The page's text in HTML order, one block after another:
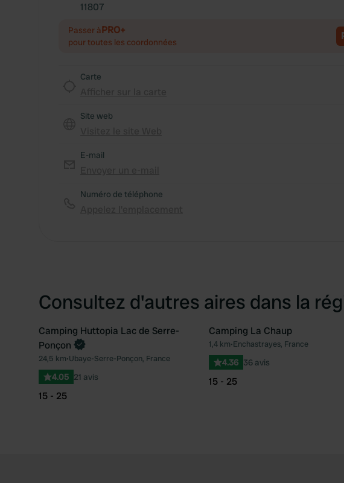
11807
Passer àPRO+
pour toutes les coordonnées
Carte
Site web
E-mail
Numéro de téléphone
Consultez d'autres aires dans la
Préféré
Reserve maintenant
Camping Huttopia Lac de Serre-
Ponçon
24,5 km•Ubaye-Serre-Ponçon, France
4.05 21 avis
15 - 25
Camping La Chaup
1,4 km•Enchastrayes, France
4.36 36 avis
15 - 25